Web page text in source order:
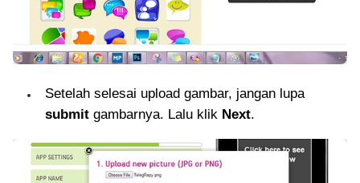
Setelah selesai upload gambar, jangan lupa
submit gambarnya. Lalu klik Next.